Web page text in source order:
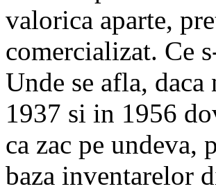
valorica aparte,
comercializat. Ce
Unde se afla,
1937 si in 1956
ca zac pe
baza inventarelor